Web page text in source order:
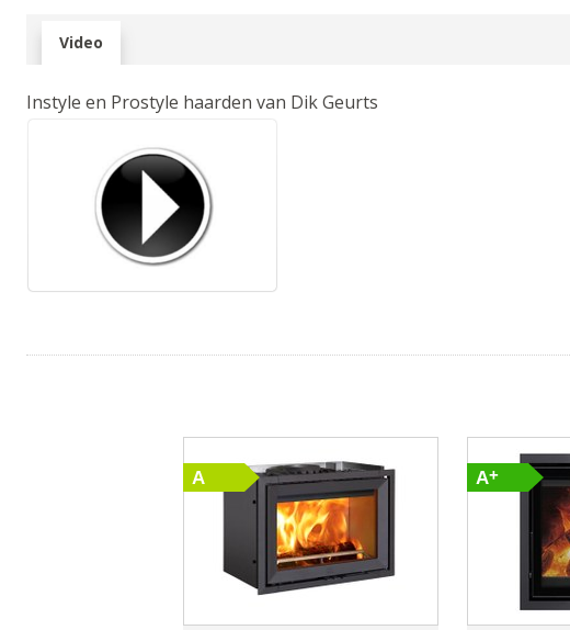
Video
Instyle en Prostyle haarden van Dik Geurts